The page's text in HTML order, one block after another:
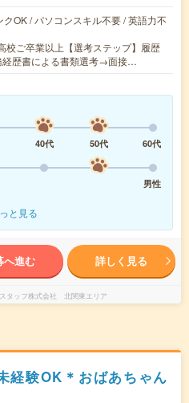
OK / パソコンスキル不要 / 英語力不
校ご卒業以上【選考ステップ】履歴
経歴書による書類選考→面接…
40代 50代
60代
男性
と見る
へ進む 詳しく見る
タッフ株式会社 北関東エリア
経験OK＊おばあちゃん